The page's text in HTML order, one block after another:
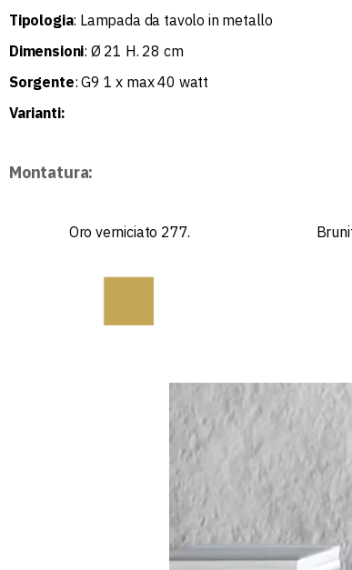
Tipologia: Lampada da tavolo in metallo
Dimensioni: Ø 21 H. 28 cm
Sorgente: G9 1 x max 40 watt
Varianti:
Montatura:
Oro verniciato 277.